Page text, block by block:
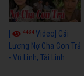
4434Video] Cải
Lương Nợ Cha Con Trả
- Vũ Linh, Tài Linh